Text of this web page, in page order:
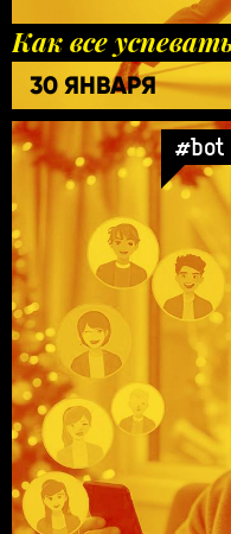
Как все
30 ЯНВАРЯ
#bot